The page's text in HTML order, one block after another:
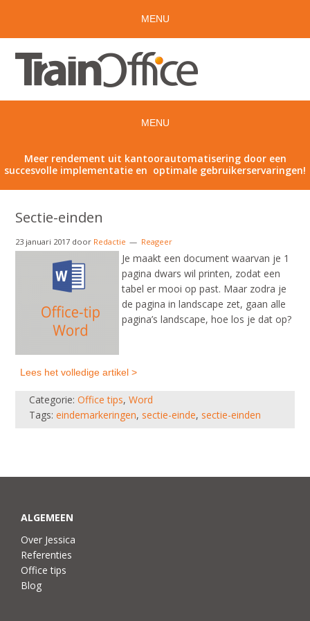
Meer rendement uit kantoorautomatisering door een
succesvolle implementatie en optimale gebruikerservaringen!
Sectie-einden
23 januari 2017 door Redactie Reageer
Je maakt een document waarvan je 1
pagina dwars wil printen, zodat een
tabel er mooi op past. Maar zodra je
de pagina in landscape zet, gaan alle
pagina’s landscape, hoe los je dat op?
Lees het volledige artikel >
Categorie:Office tips,Word
Tags:eindemarkeringen, sectie-einde, sectie-einden
ALGEMEEN
Over Jessica
Referenties
Office tips
Blog